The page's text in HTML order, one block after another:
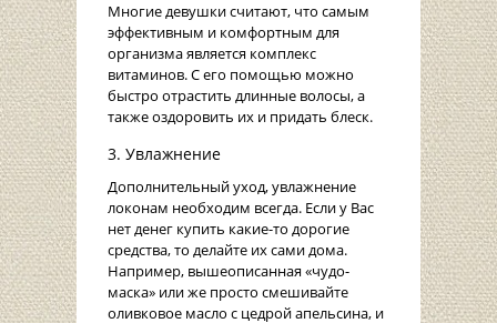
Многие девушки считают, что самым
эффективным и комфортным для
организма является комплекс
витаминов. С его помощью можно
быстро отрастить длинные волосы, а
также оздоровить их и придать блеск.
3. Увлажнение
Дополнительный уход, увлажнение
локонам необходим всегда. Если у Вас
нет денег купить какие-то дорогие
средства, то делайте их сами дома.
Например, вышеописанная «чудо-
маска» или же просто смешивайте
оливковое масло с цедрой апельсина, и